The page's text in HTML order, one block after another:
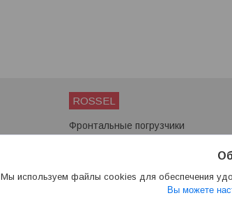
ROSSEL
Фронтальные погрузчики
Мы используем файлы cookies для обеспечения
Вы можете